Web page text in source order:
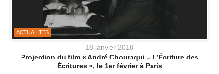
ACTUALITÉS
18 janvier 2018
Projection du film « André Chouraqui – L’Écriture des
Écritures », le 1er février à Paris